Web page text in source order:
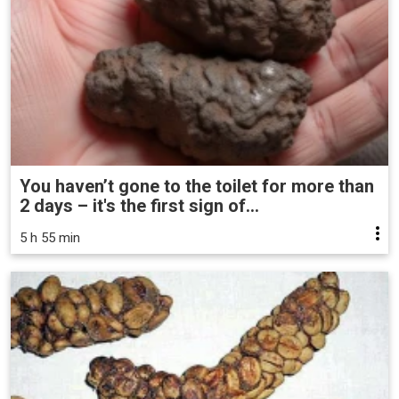
You haven’t gone to the toilet for more than
2 days – it's the first sign of...
5 h 55 min